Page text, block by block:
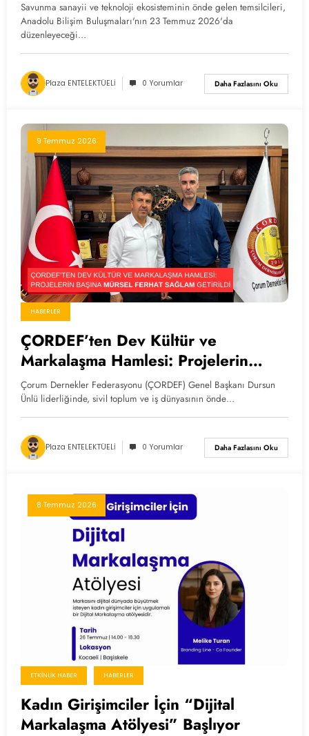
Savunma sanayii ve teknoloji ekosisteminin önde gelen temsilcileri,
Anadolu Bilişim Buluşmaları'nın 23 Temmuz 2026'da
düzenleyeceği…
Plaza ENTELEKTÜELİ 0 Yorumlar Daha Fazlasını Oku
9 Temmuz 2026
HABERLER
ÇORDEF’ten Dev Kültür ve
Markalaşma Hamlesi: Projelerin
Başına Mürsel Ferhat Sağlam
Getirildi
Çorum Dernekler Federasyonu (ÇORDEF) Genel Başkanı Dursun
Ünlü liderliğinde, sivil toplum ve iş dünyasının önde…
Plaza ENTELEKTÜELİ 0 Yorumlar Daha Fazlasını Oku
8 Temmuz 2026
ETKINLIK HABER HABERLER
Kadın Girişimciler İçin “Dijital
Markalaşma Atölyesi” Başlıyor